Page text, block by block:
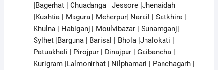
|Bagerhat | Chuadanga | Jessore |Jhenaidah
|Kushtia | Magura | Meherpur| Narail | Satkhira |
Khulna | Habiganj | Moulvibazar | Sunamganj|
Sylhet |Barguna | Barisal | Bhola |Jhalokati |
Patuakhali | Pirojpur | Dinajpur | Gaibandha |
Kurigram |Lalmonirhat | Nilphamari | Panchagarh |